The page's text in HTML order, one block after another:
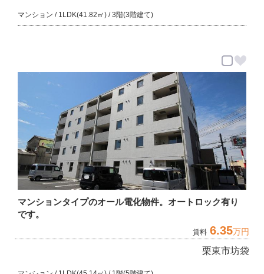
マンション / 1LDK(41.82㎡) / 3階(3階建て)
マンションタイプのオール電化物件。オートロック有り
です。
栗東市坊袋
賃料 6.35万円